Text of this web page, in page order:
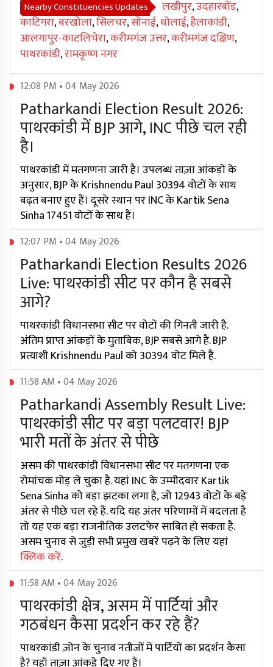
Nearby Constituencies Updates लखीपुर,उदहारबोंड,
काटिगरा,बरखोला,सिलचर,सोनाई,धोलाई,हैलाकांडी,
आलगापुर-काटलिचेरा,करीमगंज उत्तर,करीमगंज दक्षिण,
पाथरकांडी,रामकृष्ण नगर
12:08 PM • 04 May 2026
Patharkandi Election Result 2026:
पाथरकांडी में BJP आगे, INC पीछे चल रही
है।
पाथरकांडी में मतगणना जारी है। उपलब्ध ताज़ा आंकड़ों के
अनुसार, BJP के Krishnendu Paul 30394 वोटों के साथ
बढ़त बनाए हुए हैं। दूसरे स्थान पर INC के Kartik Sena
Sinha 17451 वोटों के साथ हैं।
12:07 PM • 04 May 2026
Patharkandi Election Results 2026
Live: पाथरकांडी सीट पर कौन है सबसे
आगे?
पाथरकांडी विधानसभा सीट पर वोटों की गिनती जारी है.
अंतिम प्राप्त आंकड़ों के मुताबिक, BJP सबसे आगे है. BJP
प्रत्याशी Krishnendu Paul को 30394 वोट मिले हैं.
11:58 AM • 04 May 2026
Patharkandi Assembly Result Live:
पाथरकांडी सीट पर बड़ा पलटवार! BJP
भारी मतों के अंतर से पीछे
असम की पाथरकांडी विधानसभा सीट पर मतगणना एक
रोमांचक मोड़ ले चुका है. यहां INC के उम्मीदवार Kartik
Sena Sinha को बड़ा झटका लगा है, जो 12943 वोटों के बड़े
अंतर से पीछे चल रहे हैं. यदि यह अंतर परिणामों में बदलता है
तो यह एक बड़ा राजनीतिक उलटफेर साबित हो सकता है.
असम चुनाव से जुड़ी सभी प्रमुख खबरें पढ़ने के लिए यहां
क्लिक करें.
11:58 AM • 04 May 2026
पाथरकांडी क्षेत्र, असम में पार्टियां और
गठबंधन कैसा प्रदर्शन कर रहे हैं?
पाथरकांडी ज़ोन के चुनाव नतीजों में पार्टियों का प्रदर्शन कैसा